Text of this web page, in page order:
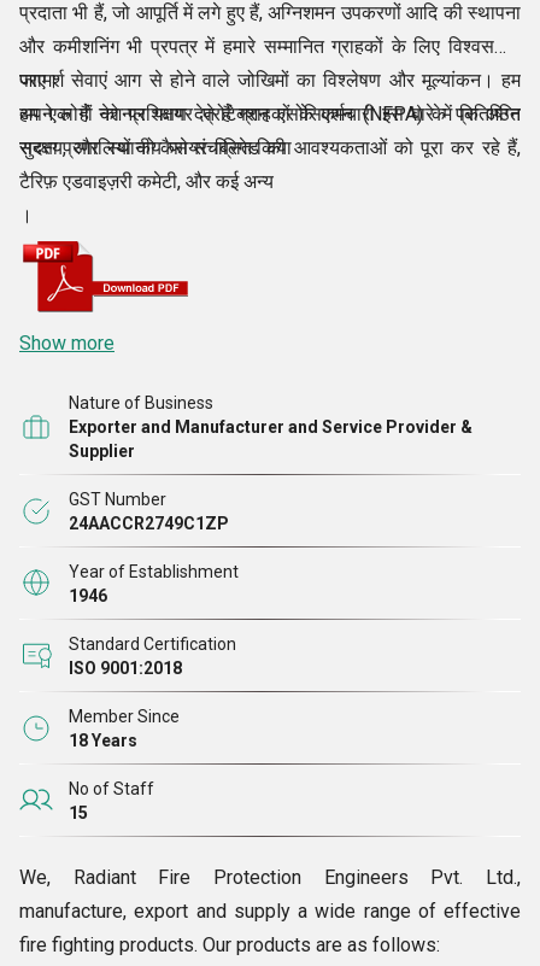
प्रदाता भी हैं, जो आपूर्ति में लगे हुए हैं, अग्निशमन उपकरणों आदि की स्थापना
और कमीशनिंग भी प्रपत्र में हमारे सम्मानित ग्राहकों के लिए विश्वसनीय
परामर्श सेवाएं आग से होने वाले जोखिमों का विश्लेषण और मूल्यांकन। हम
अपने लोगों को प्रशिक्षण देते हैं ग्राहकों के कर्मचारी इस बारे में कि अग्नि
सुरक्षा प्रणालियों को कैसे संचालित किया
जाए।
हम एक हैं नेशनल फायर प्रोटेक्शन एसोसिएशन (NFPA) के प्रतिष्ठित
सदस्य, और स्थानीय फायर ब्रिगेड की आवश्यकताओं को पूरा कर रहे हैं,
टैरिफ़ एडवाइज़री कमेटी, और कई अन्य
।
Show more
Nature of Business
Exporter and Manufacturer and Service Provider &
Supplier
GST Number
24AACCR2749C1ZP
Year of Establishment
1946
Standard Certification
ISO 9001:2018
Member Since
18 Years
No of Staff
15
We, Radiant Fire Protection Engineers Pvt. Ltd.,
manufacture, export and supply a wide range of effective
fire fighting products. Our products are as follows: